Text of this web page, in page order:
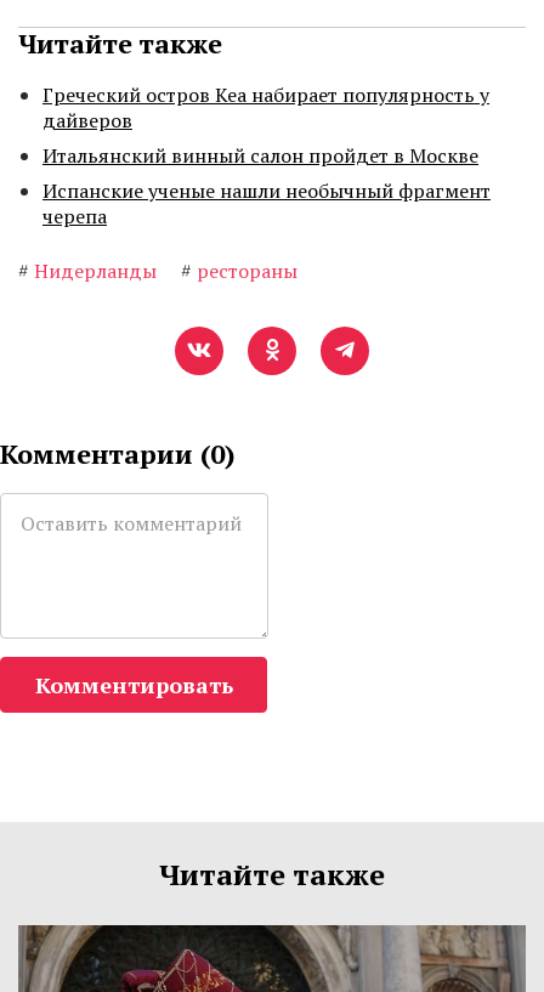
Читайте также
Греческий остров Кеа набирает популярность у
дайверов
Итальянский винный салон пройдет в Москве
Испанские ученые нашли необычный фрагмент
черепа
# Нидерланды # рестораны
Комментарии (0)
Комментировать
Читайте также